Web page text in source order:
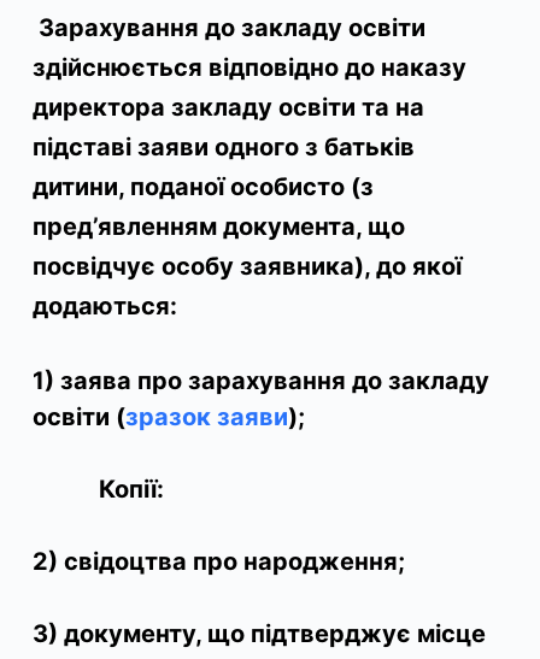
Зарахування до закладу освіти
здійснюється відповідно до наказу
директора закладу освіти та на
підставі заяви одного з батьків
дитини, поданої особисто (з
пред’явленням документа, що
посвідчує особу заявника), до якої
додаються:
1) заява про зарахування до закладу
освіти (зразок заяви);
Копії:
2) свідоцтва про народження;
3) документу, що підтверджує місце